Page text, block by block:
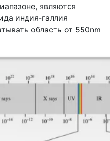
являются
индия-галлия
область от 550nm